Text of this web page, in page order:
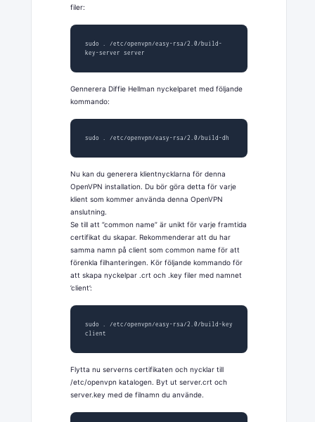
filer:
sudo . /etc/openvpn/easy-rsa/2.0/build-
key-server server
Gennerera Diffie Hellman nyckelparet med följande
kommando:
sudo . /etc/openvpn/easy-rsa/2.0/build-dh
Nu kan du generera klientnycklarna för denna
OpenVPN installation. Du bör göra detta för varje
klient som kommer använda denna OpenVPN
anslutning.
Se till att ”common name” är unikt för varje framtida
certifikat du skapar. Rekommenderar att du har
samma namn på client som common name för att
förenkla filhanteringen. Kör följande kommando för
att skapa nyckelpar .crt och .key filer med namnet
’client’:
sudo . /etc/openvpn/easy-rsa/2.0/build-key
client
Flytta nu serverns certifikaten och nycklar till
/etc/openvpn katalogen. Byt ut server.crt och
server.key med de filnamn du använde.